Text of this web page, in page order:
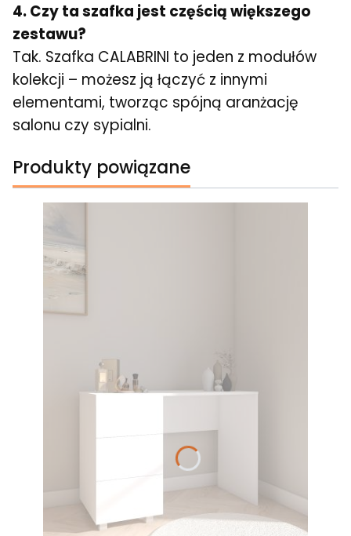
4. Czy ta szafka jest częścią większego
zestawu?
Tak. Szafka CALABRINI to jeden z modułów
kolekcji – możesz ją łączyć z innymi
elementami, tworząc spójną aranżację
salonu czy sypialni.
Produkty powiązane